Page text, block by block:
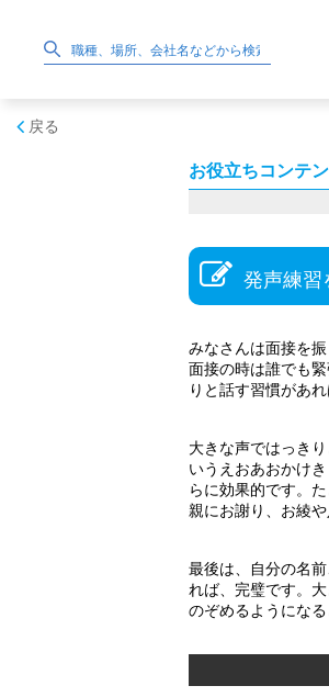
戻る
お役立ちコンテ
発声練習
みなさんは面接を
面接の時は誰でも
りと話す習慣があ
大きな声ではっき
いうえおあおかけ
らに効果的です。
親にお謝り、お綾
最後は、自分の名
れば、完璧です。
のぞめるようにな